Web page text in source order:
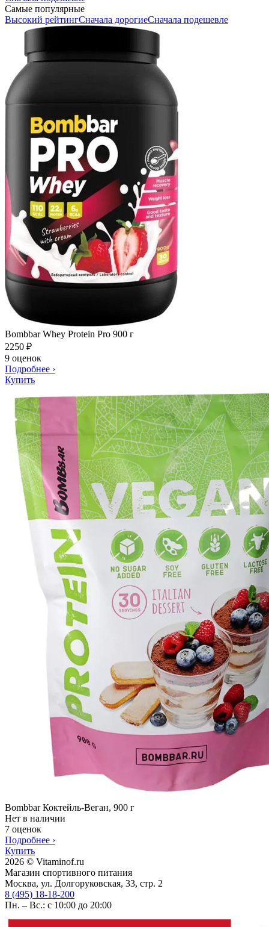
Самые популярные
Высокий рейтингСначала дорогиеСначала подешевле
Bombbar Whey Protein Pro 900 г
2250 ₽
9 оценок
Подробнее ›
Купить
Bombbar Коктейль-Веган, 900 г
Нет в наличии
7 оценок
Подробнее ›
Купить
2026 © Vitaminof.ru
Магазин спортивного питания
Москва, ул. Долгоруковская, 33, стр. 2
8 (495) 18-18-200
Пн. – Вс.: с 10:00 до 20:00